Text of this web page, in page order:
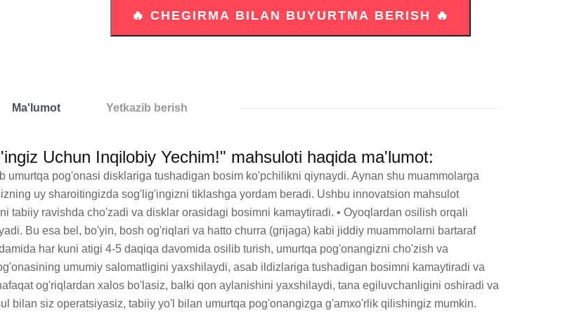
Ma'lumot Yetkazib berish
Uchun Inqilobiy Yechim!" mahsuloti haqida ma'lumot:
umurtqa pog'onasi disklariga tushadigan bosim ko'pchilikni qiynaydi. Aynan shu muammolarga
uy sharoitingizda sog'lig'ingizni tiklashga yordam beradi. Ushbu innovatsion mahsulot
tabiiy ravishda cho'zadi va disklar orasidagi bosimni kamaytiradi. • Oyoqlardan osilish orqali
Bu esa bel, bo'yin, bosh og'riqlari va hatto churra (grijaga) kabi jiddiy muammolarni bartaraf
har kuni atigi 4-5 daqiqa davomida osilib turish, umurtqa pog'onangizni cho'zish va
umumiy salomatligini yaxshilaydi, asab ildizlariga tushadigan bosimni kamaytiradi va
og'riqlardan xalos bo'lasiz, balki qon aylanishini yaxshilaydi, tana egiluvchanligini oshiradi va
bilan siz operatsiyasiz, tabiiy yo'l bilan umurtqa pog'onangizga g'amxo'rlik qilishingiz mumkin.